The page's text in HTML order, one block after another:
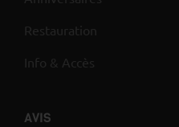
Restauration
Info & Accès
AVIS